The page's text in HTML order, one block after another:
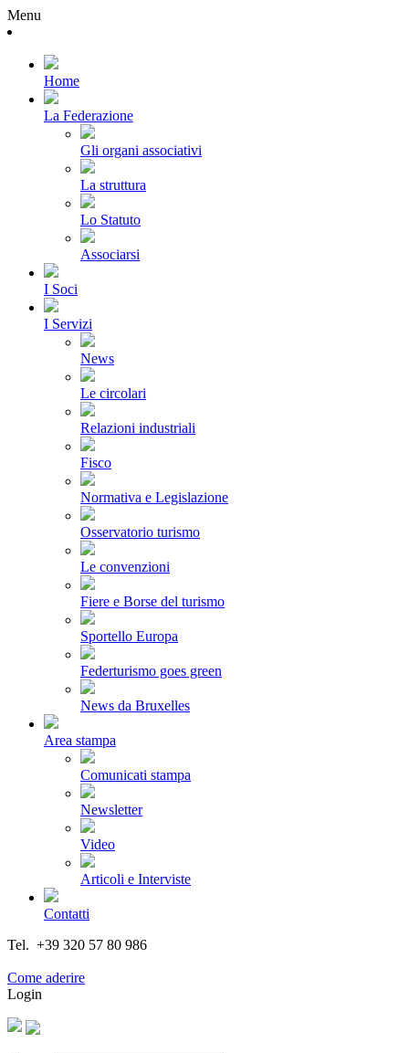
Menu
Home
La Federazione
Gli organi associativi
La struttura
Lo Statuto
Associarsi
I Soci
I Servizi
News
Le circolari
Relazioni industriali
Fisco
Normativa e Legislazione
Osservatorio turismo
Le convenzioni
Fiere e Borse del turismo
Sportello Europa
Federturismo goes green
News da Bruxelles
Area stampa
Comunicati stampa
Newsletter
Video
Articoli e Interviste
Contatti
Tel. +39 320 57 80 986
Come aderire
Login